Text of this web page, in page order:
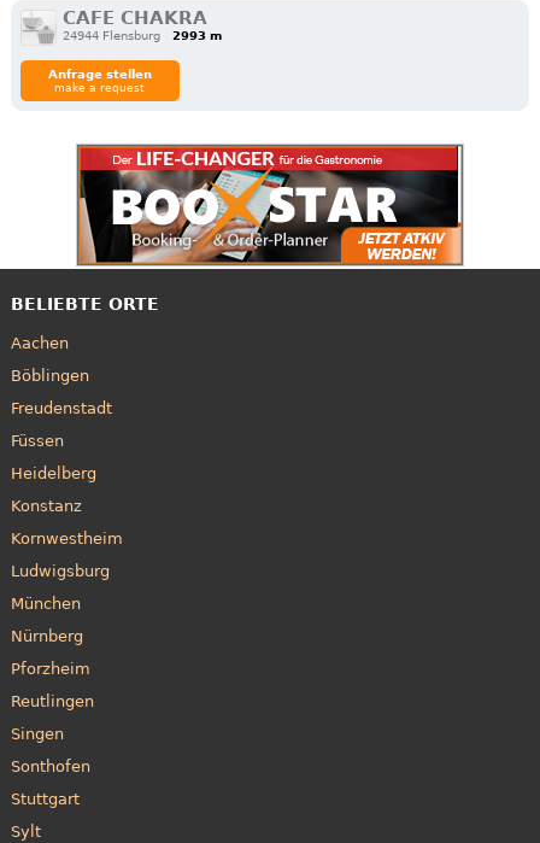
CAFE CHAKRA
24944 Flensburg 2993 m
Anfrage stellen
make a request
BELIEBTE ORTE
Aachen
Böblingen
Freudenstadt
Füssen
Heidelberg
Konstanz
Kornwestheim
Ludwigsburg
München
Nürnberg
Pforzheim
Reutlingen
Singen
Sonthofen
Stuttgart
Sylt